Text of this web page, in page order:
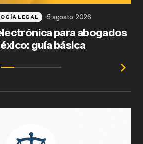
para abogados
guía básica
LEGAL 5 agosto, 2026